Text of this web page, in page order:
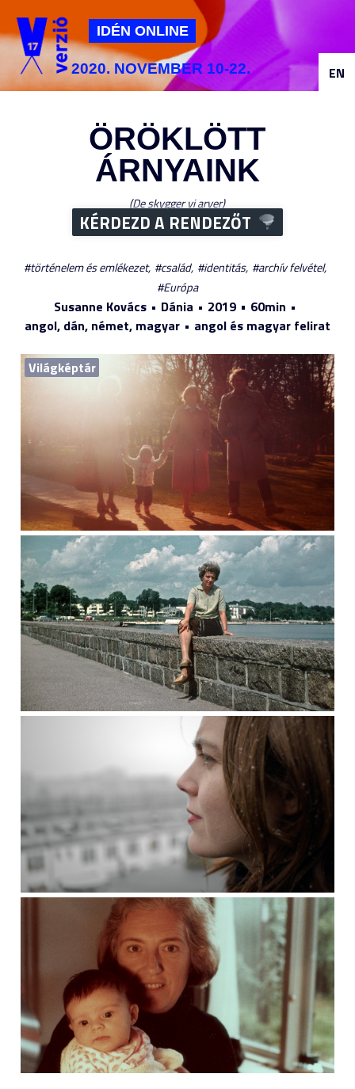
Jump to navigation
IDÉN ONLINE
2020. NOVEMBER 10-22.
ÖRÖKLÖTT
ÁRNYAINK
De skygger vi arver
KÉRDEZD A RENDEZŐT
történelem és emlékezet család identitás
archív felvétel
Európa
Susanne Kovács Dánia 2019
60min
angol, dán, német, magyar
angol és magyar felirat
Világképtár
EN